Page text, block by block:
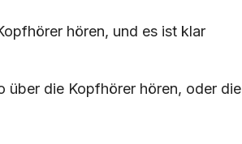
hören, und es ist klar
über die Kopfhörer hören, oder die